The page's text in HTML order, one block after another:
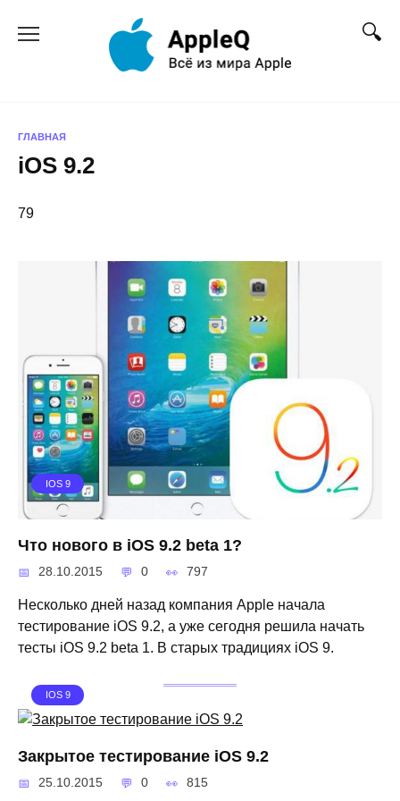
ГЛАВНАЯ
iOS 9.2
79
IOS 9
Что нового в iOS 9.2 beta 1?
28.10.2015 0 797
Несколько дней назад компания Apple начала
тестирование iOS 9.2, а уже сегодня решила начать
тесты iOS 9.2 beta 1. В старых традициях iOS 9.
IOS 9
Закрытое тестирование iOS 9.2
25.10.2015 0 815